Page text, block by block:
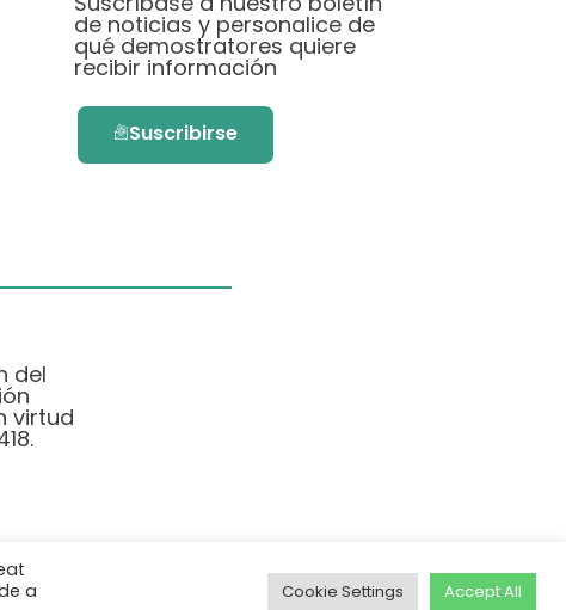
de noticias y personalice de
qué demostratores quiere
recibir información
Suscribirse
del
virtud
a
Cookie Settings Accept All